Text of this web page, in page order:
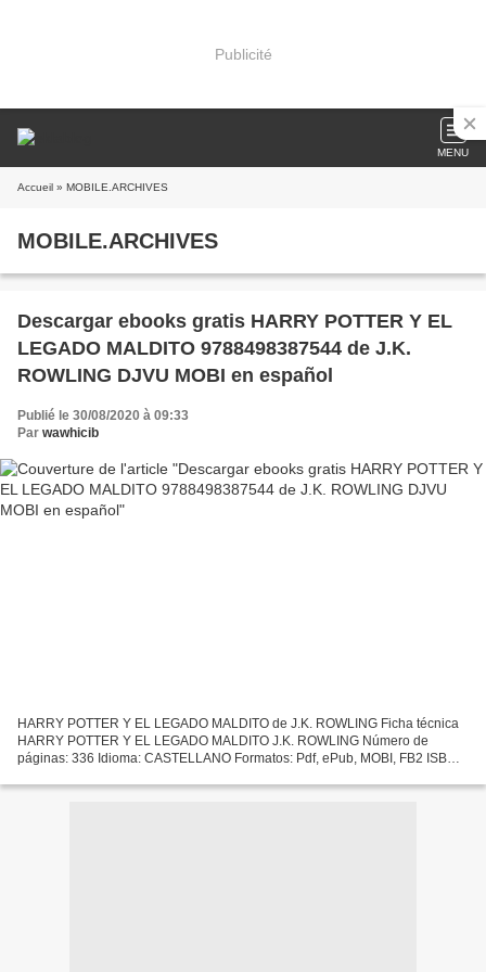
Publicité
MENU
Accueil » MOBILE.ARCHIVES
MOBILE.ARCHIVES
Descargar ebooks gratis HARRY POTTER Y EL
LEGADO MALDITO 9788498387544 de J.K.
ROWLING DJVU MOBI en español
Publié le 30/08/2020 à 09:33
Par wawhicib
HARRY POTTER Y EL LEGADO MALDITO de J.K. ROWLING Ficha técnica
HARRY POTTER Y EL LEGADO MALDITO J.K. ROWLING Número de
páginas: 336 Idioma: CASTELLANO Formatos: Pdf, ePub, MOBI, FB2 ISBN:
EDICIONES...